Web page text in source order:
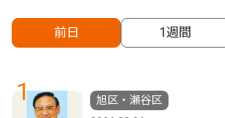
前日 1週間
1
旭区・瀬谷区